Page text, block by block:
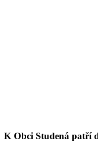
K Obci Studená patří